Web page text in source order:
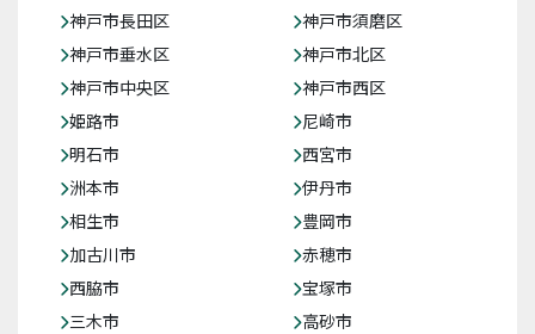
神戸市長田区
神戸市須磨区
神戸市垂水区
神戸市北区
神戸市中央区
神戸市西区
姫路市
尼崎市
明石市
西宮市
洲本市
伊丹市
相生市
豊岡市
加古川市
赤穂市
西脇市
宝塚市
三木市
高砂市